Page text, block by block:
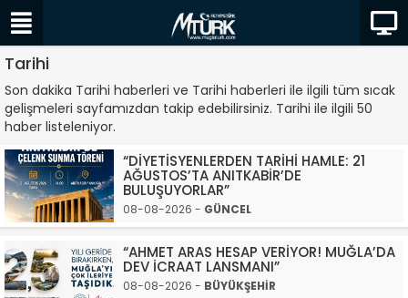
Tarihi
Son dakika Tarihi haberleri ve Tarihi haberleri ile ilgili tüm sıcak
gelişmeleri sayfamızdan takip edebilirsiniz. Tarihi ile ilgili 50
haber listeleniyor.
“DİYETİSYENLERDEN TARİHİ HAMLE: 21
AĞUSTOS’TA ANITKABİR’DE
BULUŞUYORLAR”
08-08-2026 - GÜNCEL
“AHMET ARAS HESAP VERİYOR! MUĞLA’DA
DEV İCRAAT LANSMANI”
08-08-2026 - BÜYÜKŞEHİR